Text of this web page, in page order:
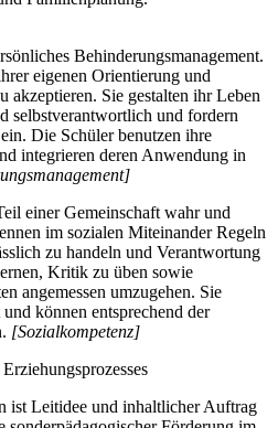
Behinderungsmanagement.
eigenen Orientierung und
akzeptieren. Sie gestalten ihr Leben
selbstverantwortlich und fordern
Die Schüler benutzen ihre
integrieren deren Anwendung in
einer Gemeinschaft wahr und
im sozialen Miteinander Regeln
zu handeln und Verantwortung
Kritik zu üben sowie
angemessen umzugehen. Sie
können entsprechend der
[Sozialkompetenz]
ist Leitidee und inhaltlicher Auftrag